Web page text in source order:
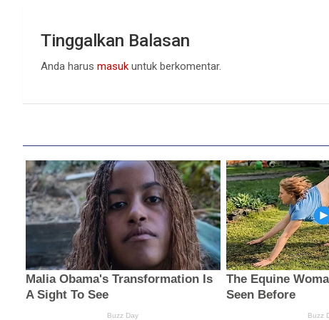
Tinggalkan Balasan
Anda harus masuk untuk berkomentar.